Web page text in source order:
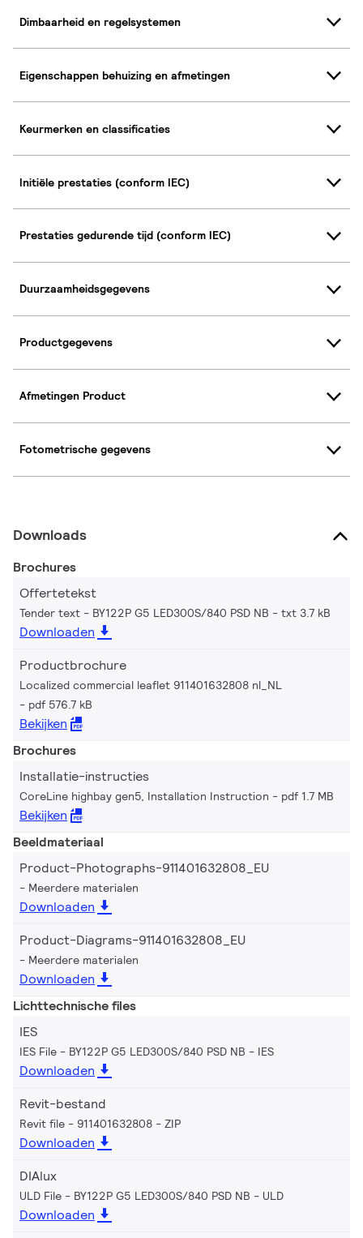
Dimbaarheid en regelsystemen
Eigenschappen behuizing en afmetingen
Keurmerken en classificaties
Initiële prestaties (conform IEC)
Prestaties gedurende tijd (conform IEC)
Duurzaamheidsgegevens
Productgegevens
Afmetingen Product
Fotometrische gegevens
Downloads
Brochures
Offertetekst
Tender text - BY122P G5 LED300S/840 PSD NB txt 3.7 kB
Downloaden
Productbrochure
Localized commercial leaflet 911401632808 nl_NL
pdf 576.7 kB
Bekijken
Brochures
Installatie-instructies
CoreLine highbay gen5, Installation Instruction pdf 1.7 MB
Bekijken
Beeldmateriaal
Product-Photographs-911401632808_EU
Meerdere materialen
Downloaden
Product-Diagrams-911401632808_EU
Meerdere materialen
Downloaden
Lichttechnische files
IES
IES File - BY122P G5 LED300S/840 PSD NB IES
Downloaden
Revit-bestand
Revit file - 911401632808 ZIP
Downloaden
DIAlux
ULD File - BY122P G5 LED300S/840 PSD NB ULD
Downloaden